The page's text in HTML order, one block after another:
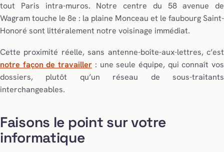
tout Paris intra-muros. Notre centre du 58 avenue de
Wagram touche le 8e : la plaine Monceau et le faubourg Saint-
Honoré sont littéralement notre voisinage immédiat.
Cette proximité réelle, sans antenne-boîte-aux-lettres, c’est
notre façon de travailler : une seule équipe, qui connaît vos
dossiers, plutôt qu’un réseau de sous-traitants
interchangeables.
Faisons le point sur votre
informatique